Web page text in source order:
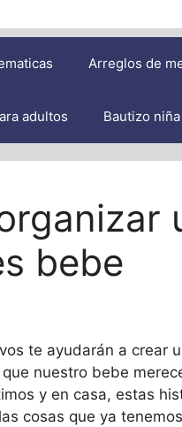
Arreglos de
adultos Bautizo niña
bebe
te ayudarán a crear
que nuestro bebe
y en casa, estas
cosas que ya